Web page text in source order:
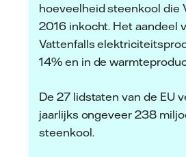
hoeveelheid steenkool die
2016 inkocht. Het aandeel
Vattenfalls
14% en in de
De 27 lidstaten van de EU
jaarlijks ongeveer 238
steenkool.